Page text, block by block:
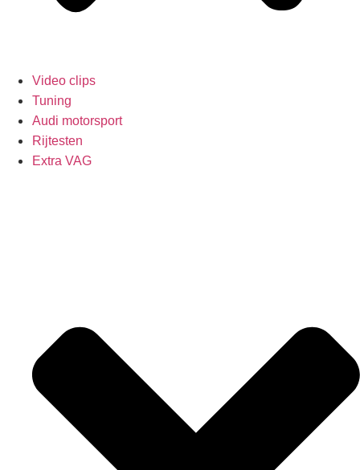
Video clips
Tuning
Audi motorsport
Rijtesten
Extra VAG